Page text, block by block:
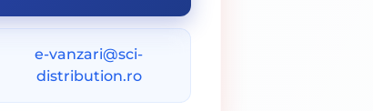
e-vanzari@sci-
distribution.ro